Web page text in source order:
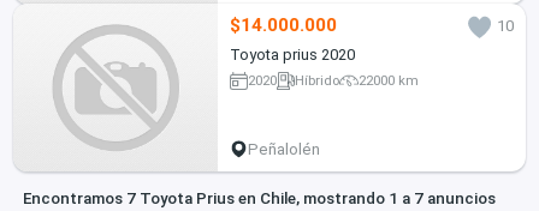
$14.000.000
10
Toyota prius 2020
2020 Híbrido 22000 km
Peñalolén
Encontramos 7 Toyota Prius en Chile, mostrando 1 a 7 anuncios